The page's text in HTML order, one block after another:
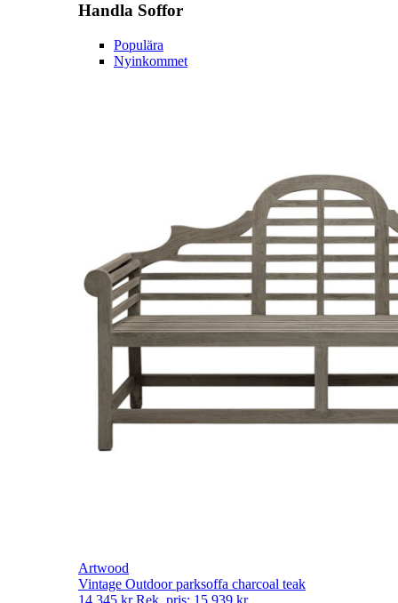
Handla Soffor
Populära
Nyinkommet
Artwood
Vintage Outdoor parksoffa charcoal teak
14 345 kr Rek. pris: 15 939 kr